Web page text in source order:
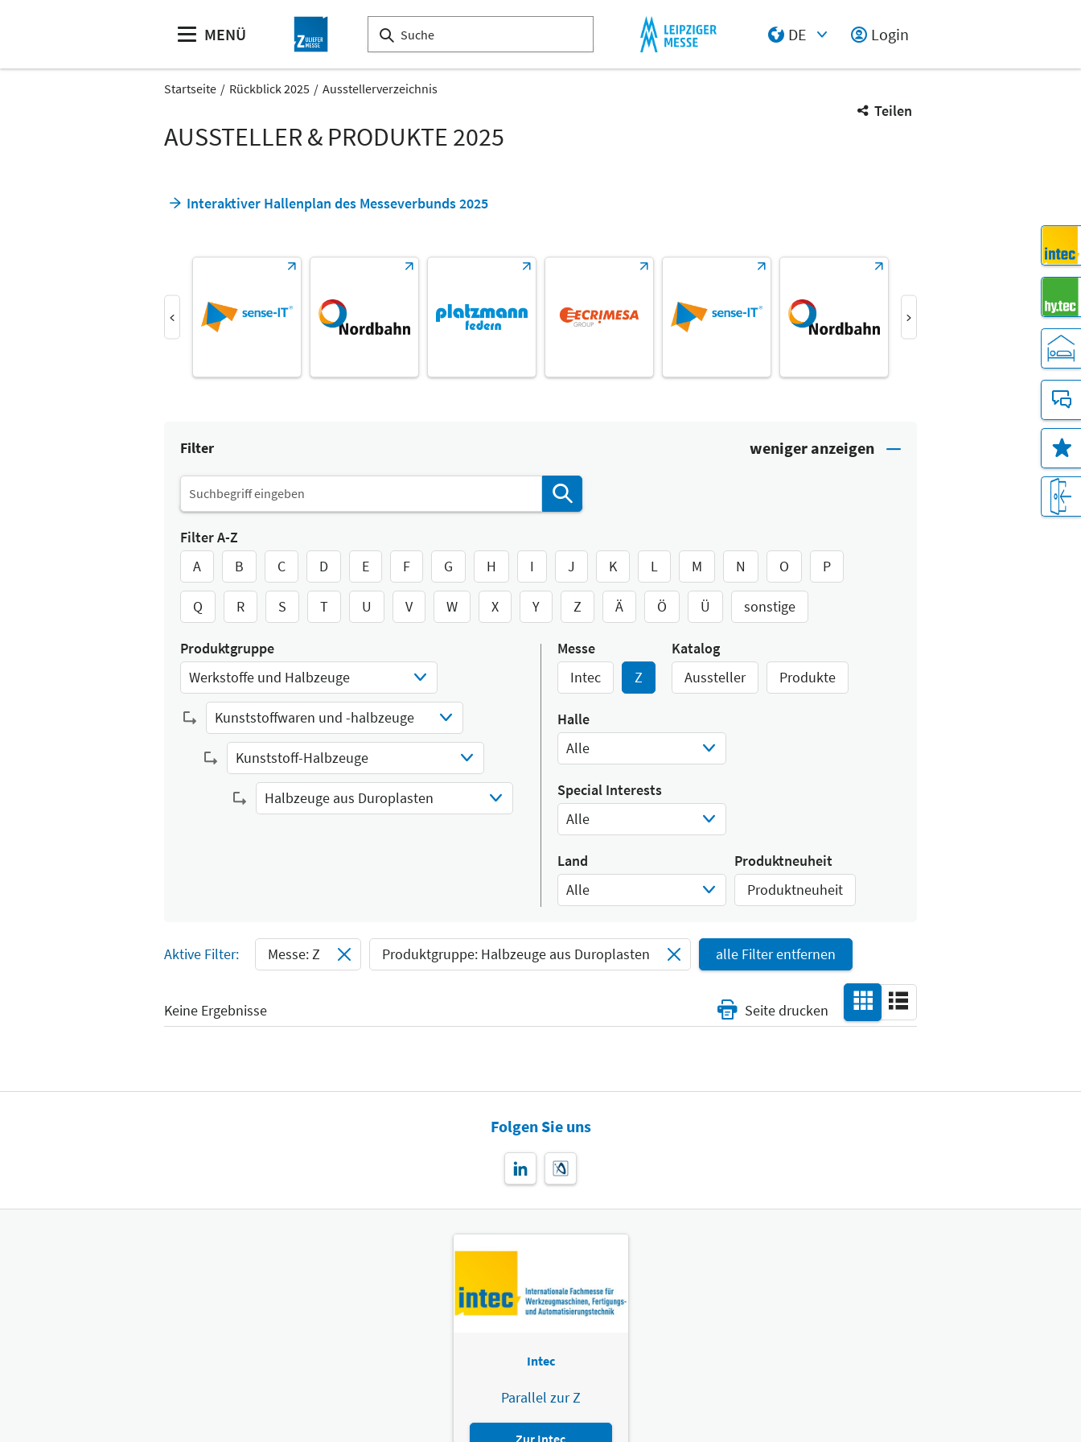
MENÜ
DE
Login
Startseite Rückblick 2025 Ausstellerverzeichnis
Teilen
AUSSTELLER & PRODUKTE 2025
Interaktiver Hallenplan des Messeverbunds 2025
Filter
Filter A-Z
A
B C D E F G H I J K L M N O P
Q R S T U V W X Y Z Ä Ö Ü sonstige
Produktgruppe
Werkstoffe und Halbzeuge
Select InputKunststoffwaren und -halbzeuge
Select Input
Kunststoff-Halbzeuge
Select InputHalbzeuge aus Duroplasten
Messe
Intec
Z
Katalog
Aussteller
Produkte
Halle
Alle
Select Input
Special Interests
Alle
Select Input
Land
Alle
Produktneuheit
Produktneuheit
Aktive Filter: Messe: Z Produktgruppe: Halbzeuge aus Duroplasten alle Filter entfernen
Keine Ergebnisse Seite drucken
Folgen Sie uns
Intec
Parallel zur Z
Zur Intec